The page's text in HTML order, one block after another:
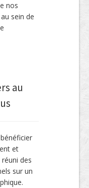
nos
sein de
au
et
des
sur un